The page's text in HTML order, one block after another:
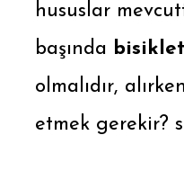
hususlar
başında
olmalıdır,
etmek gerekir?